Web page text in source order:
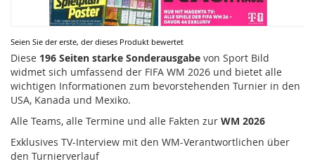
Seien Sie der erste, der dieses Produkt bewertet
Diese 196 Seiten starke Sonderausgabe von Sport Bild
widmet sich umfassend der FIFA WM 2026 und bietet alle
wichtigen Informationen zum bevorstehenden Turnier in den
USA, Kanada und Mexiko.
Alle Teams, alle Termine und alle Fakten zur WM 2026
Exklusives TV-Interview mit den WM-Verantwortlichen über
den Turnierverlauf
Zum
Anfang
der
Bildergalerie
springen